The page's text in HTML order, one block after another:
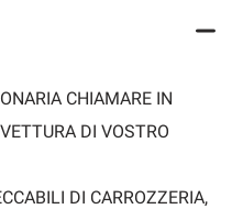
CHIAMARE IN
DI VOSTRO
DI CARROZZERIA,